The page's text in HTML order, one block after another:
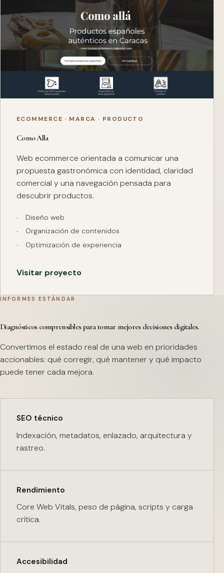
ECOMMERCE · MARCA · PRODUCTO
Como Alla
Web ecommerce orientada a comunicar una
propuesta gastronómica con identidad, claridad
comercial y una navegación pensada para
descubrir productos.
Diseño web
Organización de contenidos
Optimización de experiencia
Visitar proyecto
INFORMES ESTÁNDAR
Diagnósticos comprensibles para tomar mejores decisiones digitales.
Convertimos el estado real de una web en prioridades
accionables: qué corregir, qué mantener y qué impacto
puede tener cada mejora.
SEO técnico
Indexación, metadatos, enlazado, arquitectura y
rastreo.
Rendimiento
Core Web Vitals, peso de página, scripts y carga
crítica.
Accesibilidad